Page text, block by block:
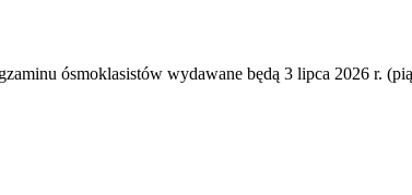
ósmoklasistów wydawane będą 3 lipca 2026 r.